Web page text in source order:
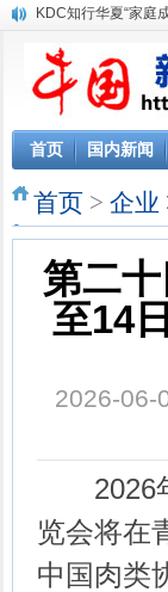
KDC知行华夏“家庭
首页 国内新闻
首页 > 企业
第二
至14
2026-06-
2026年
览会将在
中国肉类